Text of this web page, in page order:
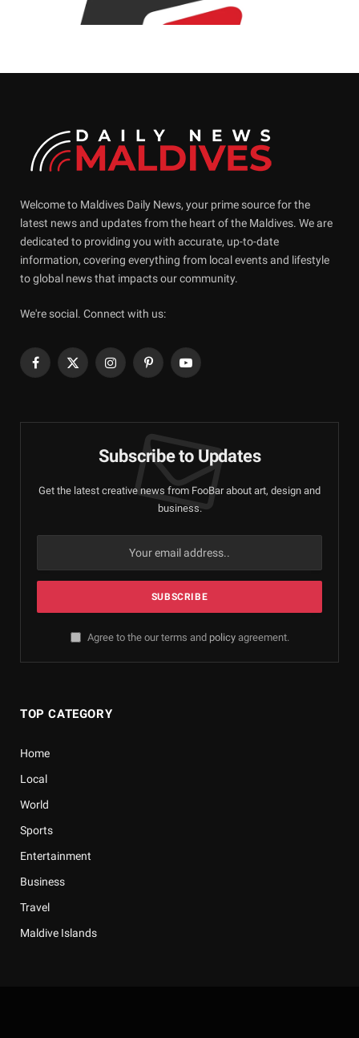
Welcome to Maldives Daily News, your prime source for the
latest news and updates from the heart of the Maldives. We are
dedicated to providing you with accurate, up-to-date
information, covering everything from local events and lifestyle
to global news that impacts our community.
We're social. Connect with us:
Facebook
X
InstagramPinterestYouTube
Subscribe to Updates
Get the latest creative news from FooBar about art, design and
business.
Agree to the our terms and policyagreement.
TOP CATEGORY
Home
Local
World
Sports
Entertainment
Business
Travel
Maldive Islands